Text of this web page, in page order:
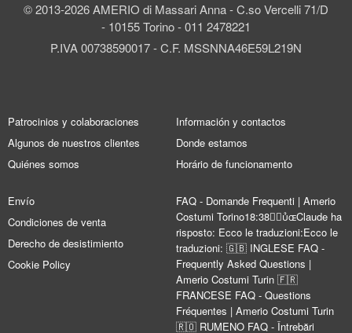
© 2013-2026 AMERIO di Massari Anna - C.so Vercelli 71/D
- 10155 Torino - 011 2478221
P.IVA 00738590017 - C.F. MSSNNA46E59L219N
Patrocinios y colaboraciones
Algunos de nuestros clientes
Quiénes somos
Información y contactos
Donde estamos
Horário de funcionamento
Envío
Condiciones de venta
Derecho de desistimiento
Cookie Policy
FAQ - Domande Frequenti | Amerio
Costumi Torino18:38Claude ha
risposto: Ecco le traduzioni:Ecco le
traduzioni: 🇬🇧 INGLESE FAQ -
Frequently Asked Questions |
Amerio Costumi Turin 🇫🇷
FRANCESE FAQ - Questions
Fréquentes | Amerio Costumi Turin
🇷🇴 RUMENO FAQ - Întrebări